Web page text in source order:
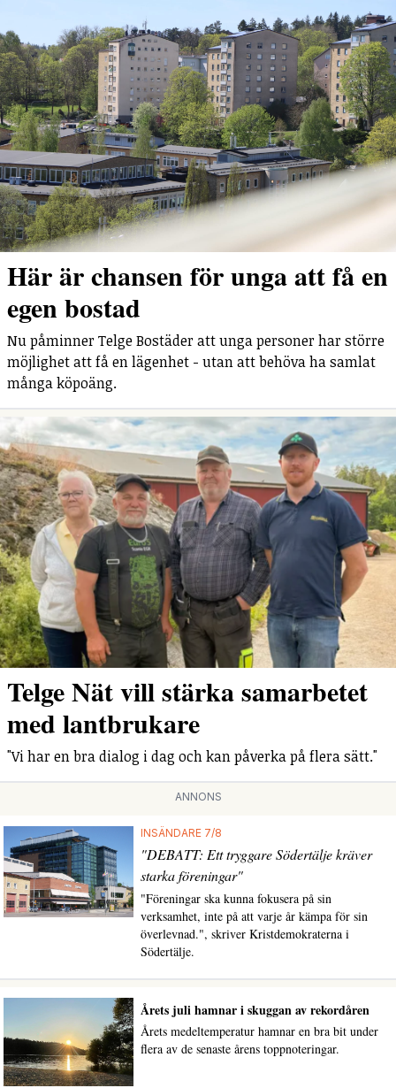
Här är chansen för unga att få en
egen bostad
Nu påminner Telge Bostäder att unga personer har större
möjlighet att få en lägenhet - utan att behöva ha samlat
många köpoäng.
Telge Nät vill stärka samarbetet
med lantbrukare
"Vi har en bra dialog i dag och kan påverka på flera sätt."
ANNONS
INSÄNDARE 7/8
"DEBATT: Ett tryggare Södertälje kräver
starka föreningar"
"Föreningar ska kunna fokusera på sin
verksamhet, inte på att varje år kämpa för sin
överlevnad.", skriver Kristdemokraterna i
Södertälje.
Årets juli hamnar i skuggan av rekordåren
Årets medeltemperatur hamnar en bra bit under
flera av de senaste årens toppnoteringar.